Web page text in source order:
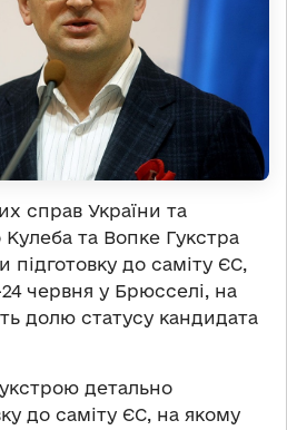
справ України та
та Вопке Гукстра
підготовку до саміту ЄС,
червня у Брюсселі, на
долю статусу кандидата
детально
до саміту ЄС, на якому